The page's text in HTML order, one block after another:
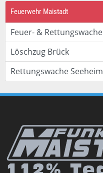
Feuerwehr Maistadt
Feuer- & Rettungswache
Löschzug Brück
Rettungswache Seeheim